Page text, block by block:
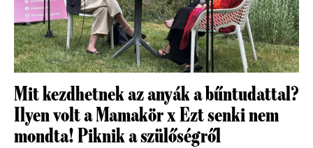
Mit kezdhetnek az anyák a bűntudattal?
Ilyen volt a Mamakör x Ezt senki nem
mondta! Piknik a szülőségről